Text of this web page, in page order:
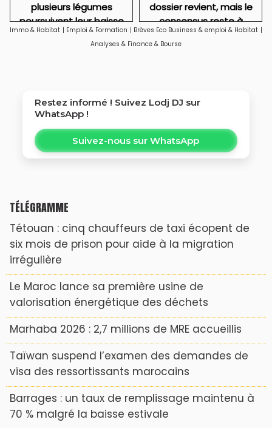
plusieurs légumes
poursuivent leur baisse
dossier revient, mais le
consensus reste à
fabriquer
Immo & Habitat | Emploi & Formation | Brèves Eco Business & emploi & Habitat |
Analyses & Finance & Bourse
Restez informé ! Suivez Lodj DJ sur
WhatsApp !
Suivez-nous sur WhatsApp
TÉLÉGRAMME
Tétouan : cinq chauffeurs de taxi écopent de
six mois de prison pour aide à la migration
irrégulière
Le Maroc lance sa première usine de
valorisation énergétique des déchets
Marhaba 2026 : 2,7 millions de MRE accueillis
Taïwan suspend l’examen des demandes de
visa des ressortissants marocains
Barrages : un taux de remplissage maintenu à
70 % malgré la baisse estivale